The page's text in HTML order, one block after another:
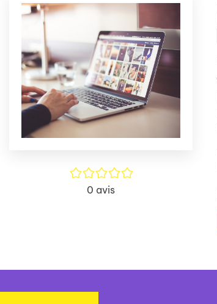
/5
0 avis